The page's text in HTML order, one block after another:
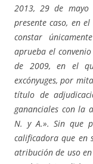
2013, 29 de
presente caso, en
constar
aprueba el
de 2009, en el
excónyuges, por
título de
gananciales con la
N. y A.». Sin que
calificadora que en
atribución de uso